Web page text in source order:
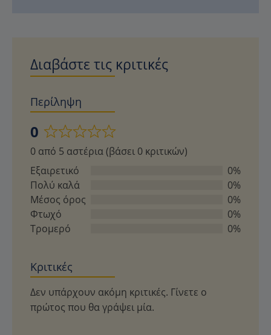
Διαβάστε τις κριτικές
Περίληψη
0
Βαθμολογήθηκε
με
0
από
5
0 από 5 αστέρια (βάσει 0 κριτικών)
Εξαιρετικό
0%
Πολύ καλά
0%
Μέσος όρος
0%
Φτωχό
0%
Τρομερό
0%
Κριτικές
Δεν υπάρχουν ακόμη κριτικές. Γίνετε ο
πρώτος που θα γράψει μία.